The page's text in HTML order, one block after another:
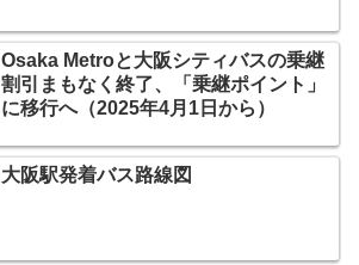
Osaka Metroと大阪シティバスの乗継
割引まもなく終了、「乗継ポイント」
に移行へ（2025年4月1日から）
大阪駅発着バス路線図